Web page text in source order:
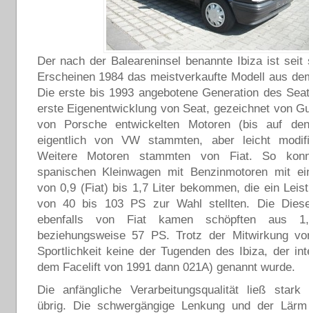
Der nach der Baleareninsel benannte Ibiza ist seit
Erscheinen 1984 das meistverkaufte Modell aus
Die erste bis 1993 angebotene Generation des
erste Eigenentwicklung von Seat, gezeichnet von
von Porsche entwickelten Motoren (bis auf
eigentlich von VW stammten, aber leicht
Weitere Motoren stammten von Fiat. So
spanischen Kleinwagen mit Benzinmotoren mit
von 0,9 (Fiat) bis 1,7 Liter bekommen, die ein
von 40 bis 103 PS zur Wahl stellten. Die
ebenfalls von Fiat kamen schöpften aus
beziehungsweise 57 PS. Trotz der Mitwirkung
Sportlichkeit keine der Tugenden des Ibiza, der
dem Facelift von 1991 dann 021A) genannt wurde.
Die anfängliche Verarbeitungsqualität ließ stark
übrig. Die schwergängige Lenkung und der